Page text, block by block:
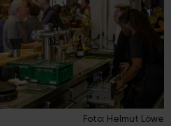
Foto: Helmut Löwe